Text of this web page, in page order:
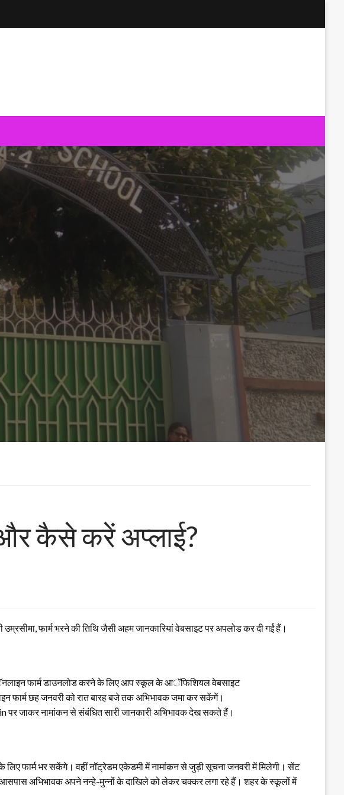
कैसे करें अप्लाई?
फार्म भरने की तिथि जैसी अहम जानकारियां वेबसाइट पर अपलोड कर दी गईं हैं।
फार्म डाउनलोड करने के लिए आप स्कूल के आॅफिशियल वेबसाइट
छह जनवरी को रात बारह बजे तक अभिभावक जमा कर सकेंगें।
जाकर नामांकन से संबंधित सारी जानकारी अभिभावक देख सकते हैं।
फार्म भर सकेंगे। वहीं नॉट्रेडम एकेडमी में नामांकन से जुड़ी सूचना जनवरी में मिलेगी। सेंट
आसपास अभिभावक अपने नन्हे-मुन्नों के दाखिले को लेकर चक्कर लगा रहे हैं। शहर के स्कूलों में